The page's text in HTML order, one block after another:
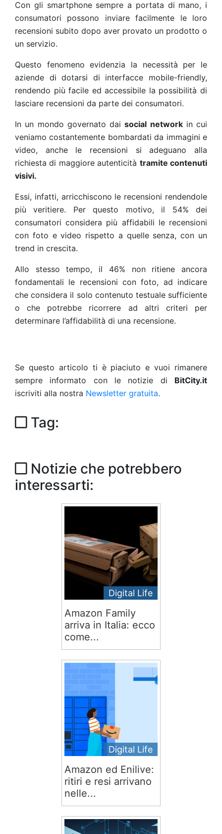
Con gli smartphone sempre a portata di mano, i
consumatori possono inviare facilmente le loro
recensioni subito dopo aver provato un prodotto o
un servizio.
Questo fenomeno evidenzia la necessità per le
aziende di dotarsi di interfacce mobile-friendly,
rendendo più facile ed accessibile la possibilità di
lasciare recensioni da parte dei consumatori.
In un mondo governato daisocial networkin cui
veniamo costantemente bombardati da immagini e
video, anche le recensioni si adeguano alla
richiesta di maggiore autenticità tramite contenuti
visivi.
Essi, infatti, arricchiscono le recensioni rendendole
più veritiere. Per questo motivo, il 54% dei
consumatori considera più affidabili le recensioni
con foto e video rispetto a quelle senza, con un
trend in crescita.
Allo stesso tempo, il 46% non ritiene ancora
fondamentali le recensioni con foto, ad indicare
che considera il solo contenuto testuale sufficiente
o che potrebbe ricorrere ad altri criteri per
determinare l’affidabilità di una recensione.
Se questo articolo ti è piaciuto e vuoi rimanere
sempre informato con le notizie di BitCity.it
iscriviti alla nostra Newsletter gratuita.
Tag:
Notizie che potrebbero
interessarti:
Digital Life
Amazon Family
arriva in Italia: ecco
come...
Digital Life
Amazon ed Enilive:
ritiri e resi arrivano
nelle...